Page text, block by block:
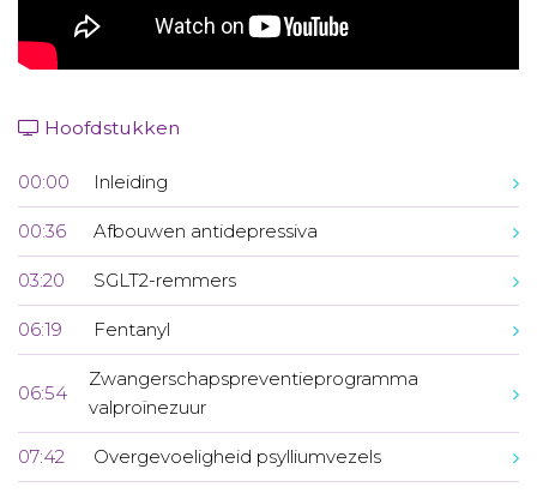
Hoofdstukken
00:00 Inleiding
00:36 Afbouwen antidepressiva
03:20 SGLT2-remmers
06:19 Fentanyl
06:54
Zwangerschapspreventieprogramma
valproïnezuur
07:42 Overgevoeligheid psylliumvezels